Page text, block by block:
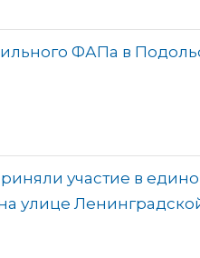
ФАПа в
участие в
улице